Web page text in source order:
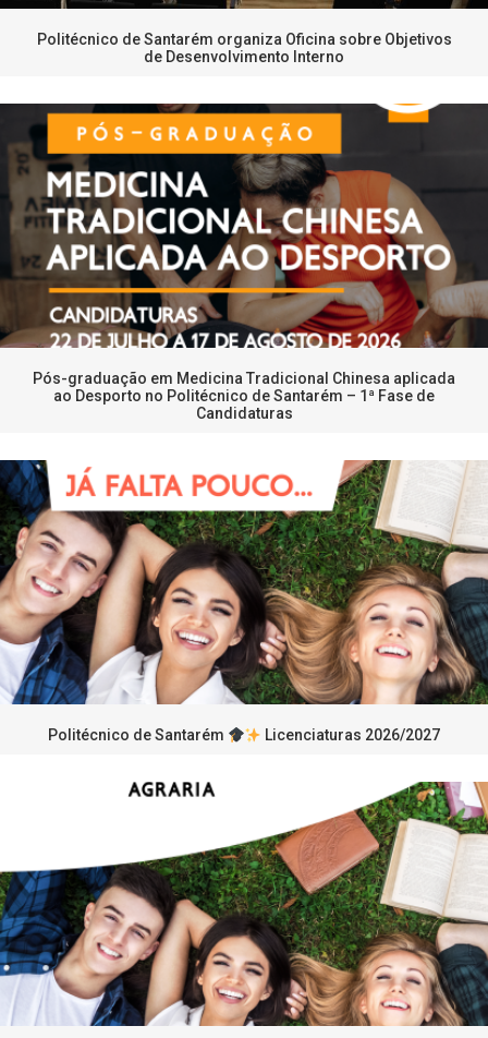
Politécnico de Santarém organiza Oficina sobre Objetivos
de Desenvolvimento Interno
Pós-graduação em Medicina Tradicional Chinesa aplicada
ao Desporto no Politécnico de Santarém – 1ª Fase de
Candidaturas
Politécnico de Santarém Licenciaturas 2026/2027